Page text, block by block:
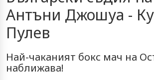
Антъни Джошуа -
Пулев
Най-чаканият бокс мач на
наближава!